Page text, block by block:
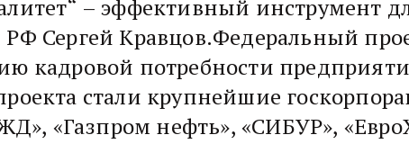
– эффективный инструмент
Сергей Кравцов.Федеральный
кадровой потребности
стали крупнейшие
«Газпром нефть», «СИБУР»,